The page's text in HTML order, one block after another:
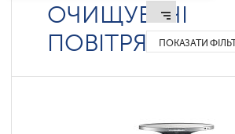
ОЧИЩУВАЧІ
ПОВІТРЯ
ПОКАЗАТИ